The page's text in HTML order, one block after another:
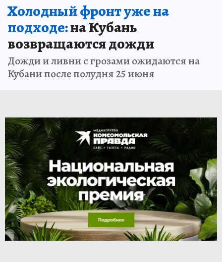
Холодный фронт уже на
подходе:на Кубань
возвращаются дожди
Дожди и ливни с грозами ожидаются на
Кубани после полудня 25 июня